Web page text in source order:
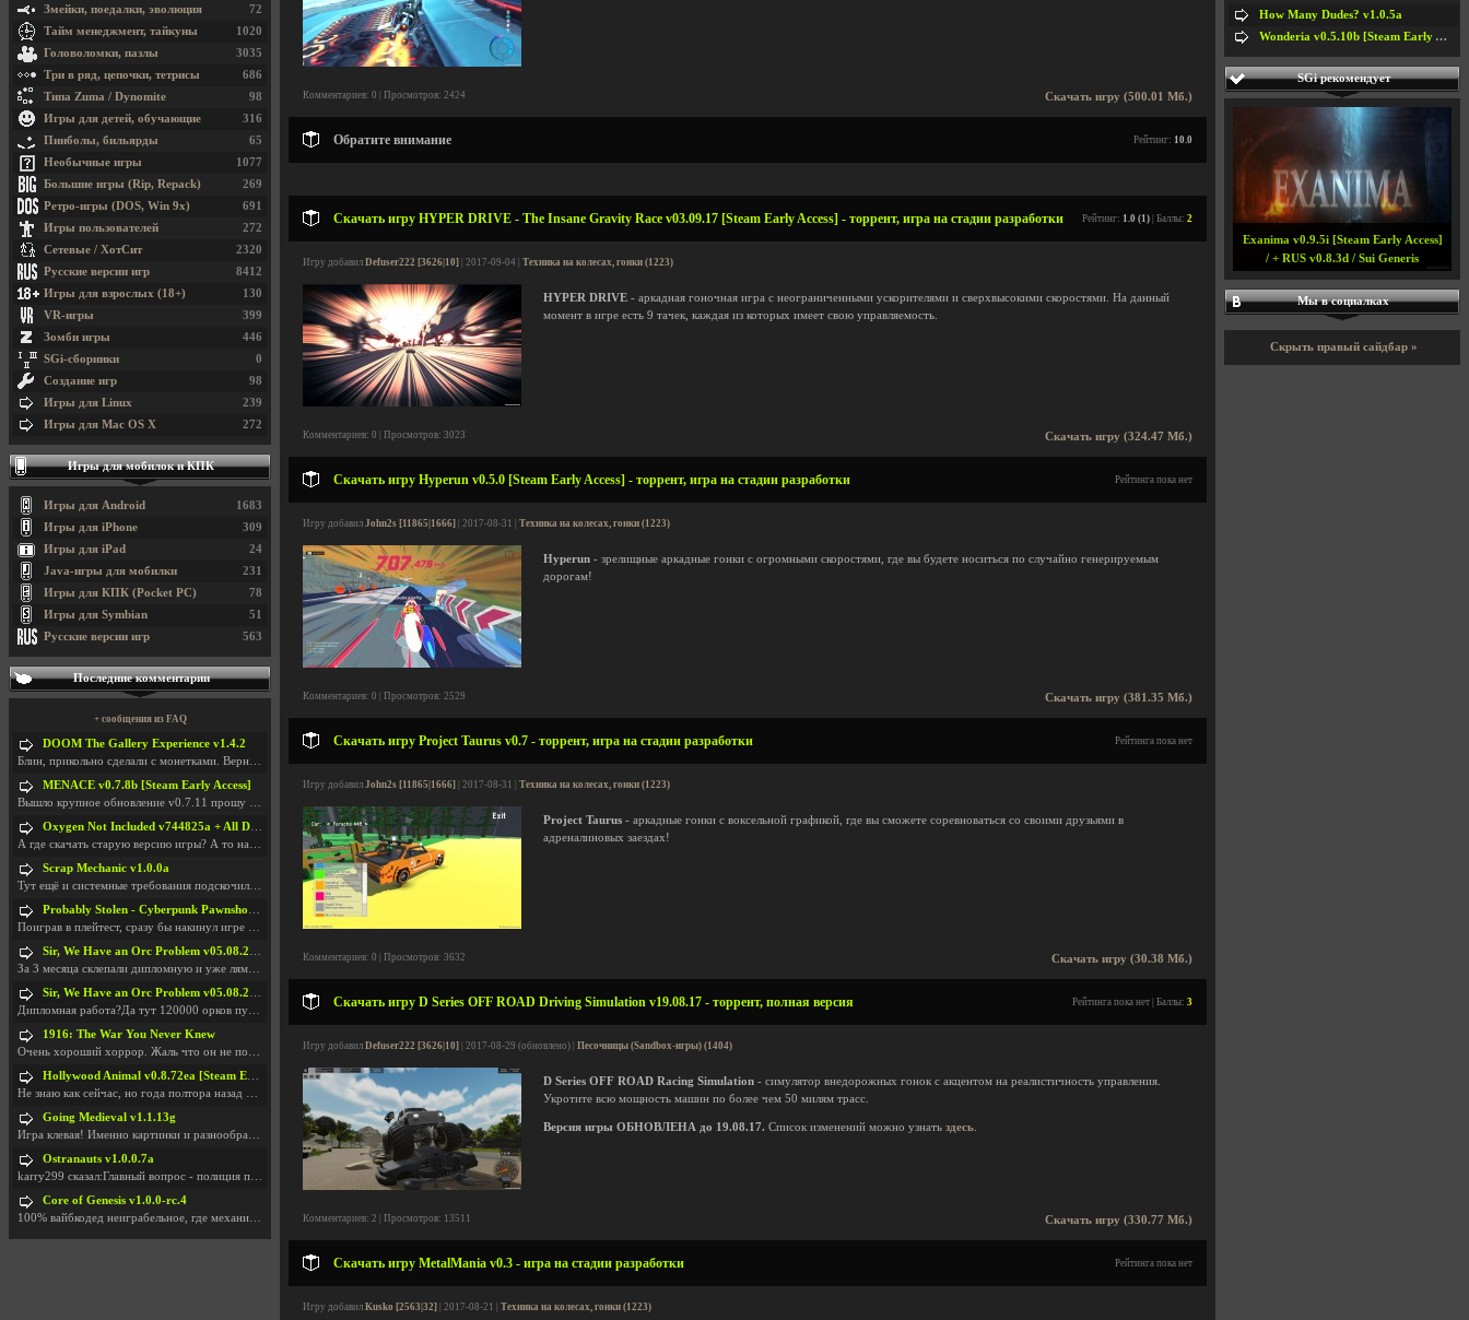
Скачать игру (500.01 Мб.)
Комментариев: 0 | Просмотров: 2424
Обратите внимание Рейтинг: 10.0
Скачать игру HYPER DRIVE - The Insane Gravity Race v03.09.17 [Steam Early Access] - торрент, игра на стадии разработки Рейтинг: 1.0 (1) | Баллы: 2
Игру добавил Defuser222 [3626|10] | 2017-09-04 | Техника на колесах, гонки (1223)
HYPER DRIVE - аркадная гоночная игра с неограниченными ускорителями и сверхвысокими скоростями. На данный
момент в игре есть 9 тачек, каждая из которых имеет свою управляемость.
Скачать игру (324.47 Мб.)
Комментариев: 0 | Просмотров: 3023
Скачать игру Hyperun v0.5.0 [Steam Early Access] - торрент, игра на стадии разработки Рейтинга пока нет
Игру добавил John2s [11865|1666] | 2017-08-31 | Техника на колесах, гонки (1223)
Hyperun - зрелищные аркадные гонки с огромными скоростями, где вы будете носиться по случайно генерируемым
дорогам!
Скачать игру (381.35 Мб.)
Комментариев: 0 | Просмотров: 2529
Скачать игру Project Taurus v0.7 - торрент, игра на стадии разработки Рейтинга пока нет
Игру добавил John2s [11865|1666] | 2017-08-31 | Техника на колесах, гонки (1223)
Project Taurus - аркадные гонки с воксельной графикой, где вы сможете соревноваться со своими друзьями в
адреналиновых заездах!
Скачать игру (30.38 Мб.)
Комментариев: 0 | Просмотров: 3632
Скачать игру D Series OFF ROAD Driving Simulation v19.08.17 - торрент, полная версия Рейтинга пока нет | Баллы: 3
Игру добавил Defuser222 [3626|10] | 2017-08-29 (обновлено) | Песочницы (Sandbox-игры) (1404)
D Series OFF ROAD Racing Simulation - симулятор внедорожных гонок с акцентом на реалистичность управления.
Укротите всю мощность машин по более чем 50 милям трасс.
Версия игры ОБНОВЛЕНА до 19.08.17. Список изменений можно узнать здесь
Скачать игру (330.77 Мб.)
Комментариев: 2 | Просмотров: 13511
Скачать игру MetalMania v0.3 - игра на стадии разработки Рейтинга пока нет
Игру добавил Kusko [2563|32] | 2017-08-21 | Техника на колесах, гонки (1223)
72
Змейки, поедалки, эволюция
1020
Тайм менеджмент, тайкуны
3035
Головоломки, пазлы
686
Три в ряд, цепочки, тетрисы
98
Типа Zuma / Dynomite
316
Игры для детей, обучающие
65
Пинболы, бильярды
1077
Необычные игры
269
Большие игры (Rip, Repack)
691
Ретро-игры (DOS, Win 9x)
272
Игры пользователей
2320
Сетевые / ХотСит
8412
Русские версии игр
130
Игры для взрослых (18+)
399
VR-игры
446
Зомби игры
0
SGi-сборники
98
Создание игр
239
Игры для Linux
272
Игры для Mac OS X
Игры для мобилок и КПК
1683
Игры для Android
309
Игры для iPhone
24
Игры для iPad
231
Java-игры для мобилки
78
Игры для КПК (Pocket PC)
51
Игры для Symbian
563
Русские версии игр
Последние комментарии
+ сообщения из FAQ
DOOM The Gallery Experience v1.4.2
Блин, прикольно сделали с монетками. Вернулся в св
MENACE v0.7.8b [Steam Early Access]
Вышло крупное обновление v0.7.11 прошу обновить
Oxygen Not Included v744825a + All DLC
А где скачать старую версию игры? А то на новой но
Scrap Mechanic v1.0.0a
Тут ещё и системные требования подскочили. Если не
Probably Stolen - Cyberpunk Pawnshop Simulator v048c [Playtest]
Поиграв в плейтест, сразу бы накинул игре наивысши
Sir, We Have an Orc Problem v05.08.2026
За 3 месяца склепали дипломную и уже лям двести ба
Sir, We Have an Orc Problem v05.08.2026
Дипломная работа?Да тут 120000 орков путь выбирают
1916: The War You Never Knew
Очень хороший хоррор. Жаль что он не получил должн
Hollywood Animal v0.8.72ea [Steam Early Access]
Не знаю как сейчас, но года полтора назад игра был
Going Medieval v1.1.13g
Игра клевая! Именно картинки и разнообразия в стро
Ostranauts v1.0.0.7a
karry299 сказал:Главный вопрос - полиция по-прежне
Core of Genesis v1.0.0-rc.4
100% вайбкодед неиграбельное, где механики знает т
How Many Dudes? v1.0.5a
Wonderia v0.5.10b [Steam Early Access]
SGi рекомендует
Exanima v0.9.5i [Steam Early Access]
/ + RUS v0.8.3d / Sui Generis
Мы в социалках
Скрыть правый сайдбар »